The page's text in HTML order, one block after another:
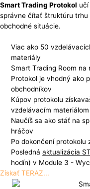
Smart Trading Protokol
správne čítať štruktúru
obchodné situácie.
Viac ako 50
materiály
Smart Trading Room na
Protokol je vhodný ako
obchodníkov
Kúpov protokolu
vzdelávacím materiálom
Naučíš sa ako stáť na
hráčov
Po dokončení protokolu
Poslednáaktualizácia
hodín) v Module 3 -
Získať TERAZ...